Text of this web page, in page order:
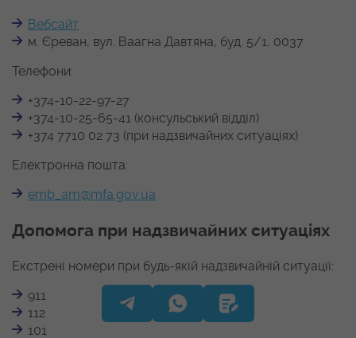
Вебсайт
м. Єреван, вул. Ваагна Давтяна, буд. 5/1, 0037
Телефони:
+374-10-22-97-27
+374-10-25-65-41 (консульський відділ)
+374 7710 02 73 (при надзвичайних ситуаціях)
Електронна пошта:
emb_am@mfa.gov.ua
Допомога при надзвичайних ситуаціях
Екстрені номери при будь-якій надзвичайній ситуації:
911
112
101